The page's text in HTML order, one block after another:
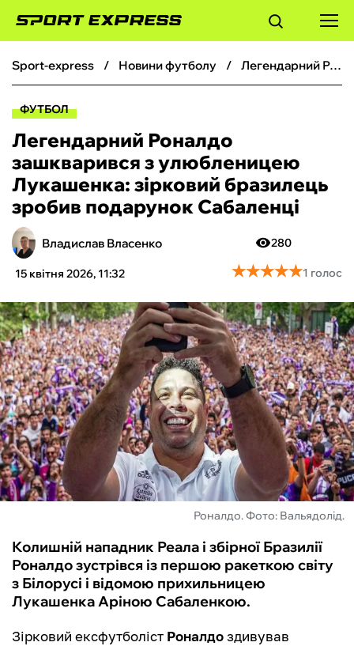
ФУТБОЛ
БОКС
ХОКЕЙ
ТЕНІС
КІБЕРСПОРТ
ЧС-2026
ФУТЗАЛ
ІНШІ
БУКМЕКЕРИ
sport-express новини футболу Легендарний Роналдо зашкварився з улюбленицею Лукашенка: зірковий бразилець зробив подарунок Сабаленці
ФУТБОЛ
Легендарний Роналдо
зашкварився з улюбленицею
Лукашенка: зірковий бразилець
зробив подарунок Сабаленці
Владислав Власенко
15 квітня 2026, 11:32
280
★★★★★
★★★★★1 голос
Роналдо. Фото: Вальядолід.
Колишній нападник Реала і збірної Бразилії
Роналдо зустрівся із першою ракеткою світу
з Білорусі і відомою прихильницею
Лукашенка Аріною Сабаленкою.
Зірковий ексфутболіст Роналдоздивував